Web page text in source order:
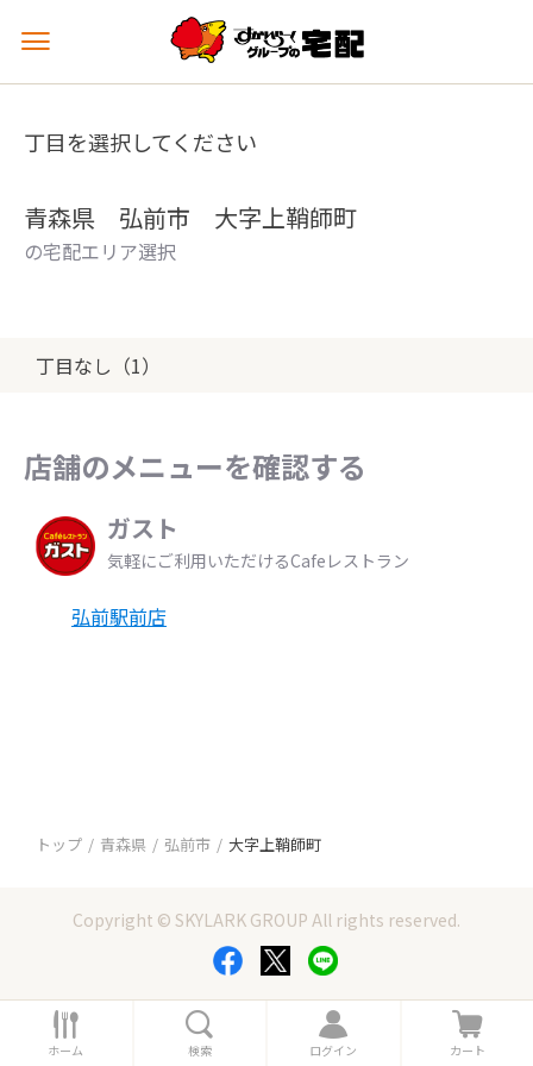
メ
ュ
を
丁目を選択してください
青森県 弘前市 大字上鞘師町
の宅配エリア選択
丁目なし（1）
店舗のメニューを確認する
ガスト
気軽にご利用いただけるCafeレストラン
弘前駅前店
トップ 青森県 弘前市 大字上鞘師町
Copyright © SKYLARK GROUP All rights reserved.
ホ
ー
ホーム 索
検索
ロ
グ
ログイン
カ
ー
カート